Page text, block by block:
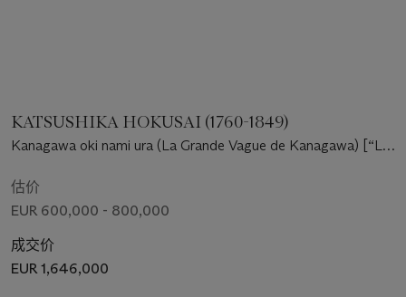
KATSUSHIKA HOKUSAI (1760-1849)
Kanagawa oki nami ura (La Grande Vague de Kanagawa) [“La
估价
EUR 600,000 - 800,000
成交价
EUR 1,646,000